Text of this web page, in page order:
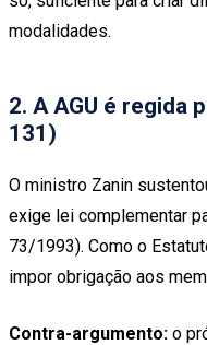
modalidades.
2. A AGU é regida
131)
O ministro Zanin
exige lei complementar
73/1993). Como o
impor obrigação aos
Contra-argumento: o